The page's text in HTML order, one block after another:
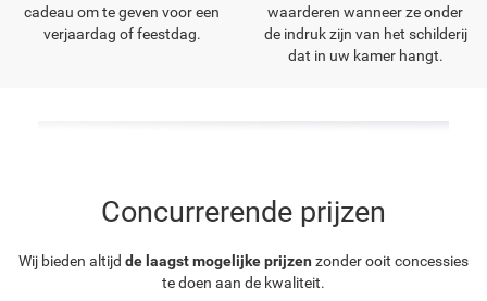
cadeau om te geven voor een
verjaardag of feestdag.
waarderen wanneer ze onder
de indruk zijn van het schilderij
dat in uw kamer hangt.
Concurrerende prijzen
Wij bieden altijd de laagst mogelijke prijzen zonder ooit concessies
te doen aan de kwaliteit.